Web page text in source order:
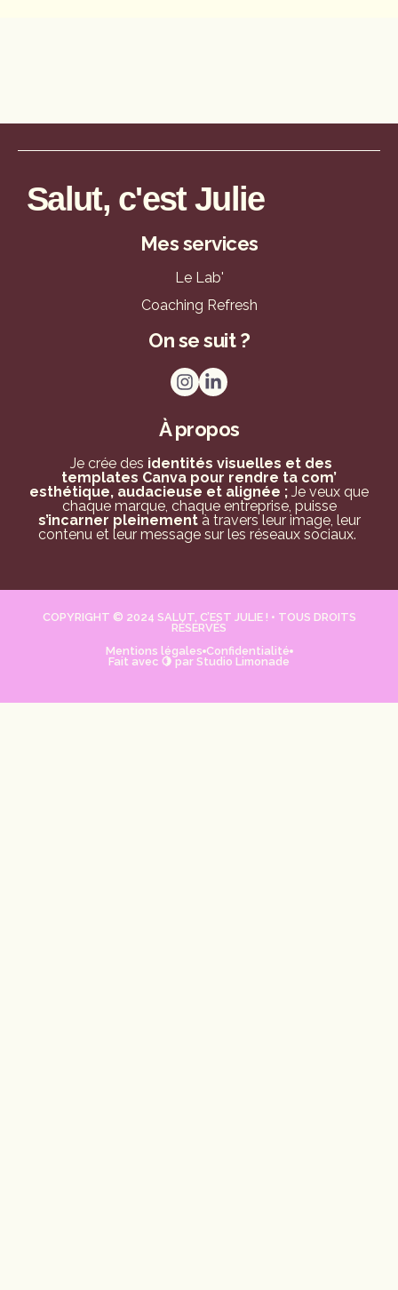
Mes services
Le Lab'
Coaching Refresh
Salut, c'est Julie
On se suit ?
À propos
Je crée des identités visuelles et des
templates Canva pour rendre ta com’
esthétique, audacieuse et alignée ; Je veux que
chaque marque, chaque entreprise, puisse
s’incarner pleinementà travers leur image, leur
contenu et leur message sur les réseaux sociaux.
COPYRIGHT © 2024 SALUT, C’EST JULIE ! • TOUS DROITS
RÉSERVÉS
Mentions légales Confidentialité
Fait avec 🍋 par Studio Limonade